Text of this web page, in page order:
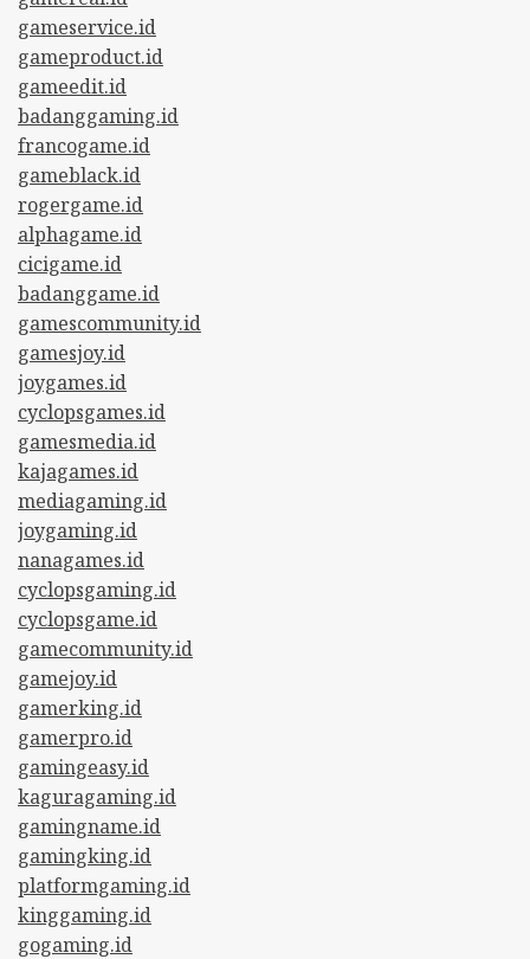
gameservice.id
gameproduct.id
gameedit.id
badanggaming.id
francogame.id
gameblack.id
rogergame.id
alphagame.id
cicigame.id
badanggame.id
gamescommunity.id
gamesjoy.id
joygames.id
cyclopsgames.id
gamesmedia.id
kajagames.id
mediagaming.id
joygaming.id
nanagames.id
cyclopsgaming.id
cyclopsgame.id
gamecommunity.id
gamejoy.id
gamerking.id
gamerpro.id
gamingeasy.id
kaguragaming.id
gamingname.id
gamingking.id
platformgaming.id
kinggaming.id
gogaming.id